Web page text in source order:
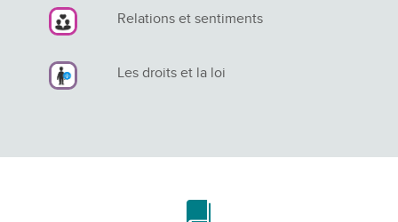
Relations et sentiments
Les droits et la loi